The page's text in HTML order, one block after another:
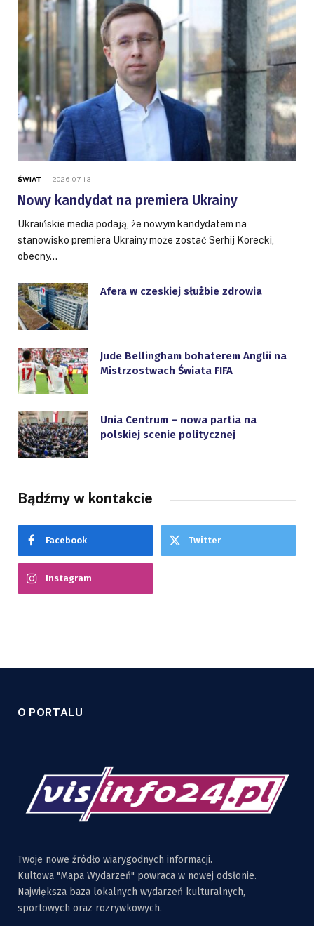
ŚWIAT 2026-07-13
Nowy kandydat na premiera Ukrainy
Ukraińskie media podają, że nowym kandydatem na
stanowisko premiera Ukrainy może zostać Serhij Korecki,
obecny…
Afera w czeskiej służbie zdrowia
Jude Bellingham bohaterem Anglii na
Mistrzostwach Świata FIFA
Unia Centrum – nowa partia na
polskiej scenie politycznej
Bądźmy w kontakcie
Facebook Twitter
Instagram
O PORTALU
Twoje nowe źródło wiarygodnych informacji.
Kultowa "Mapa Wydarzeń" powraca w nowej odsłonie.
Największa baza lokalnych wydarzeń kulturalnych,
sportowych oraz rozrywkowych.